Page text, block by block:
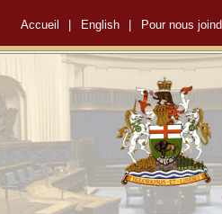
Accueil English Pour nous